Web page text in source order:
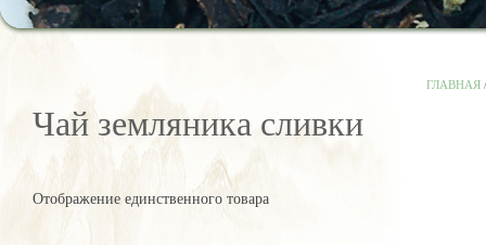
ГЛАВНАЯ
Чай земляника сливки
Отображение единственного товара